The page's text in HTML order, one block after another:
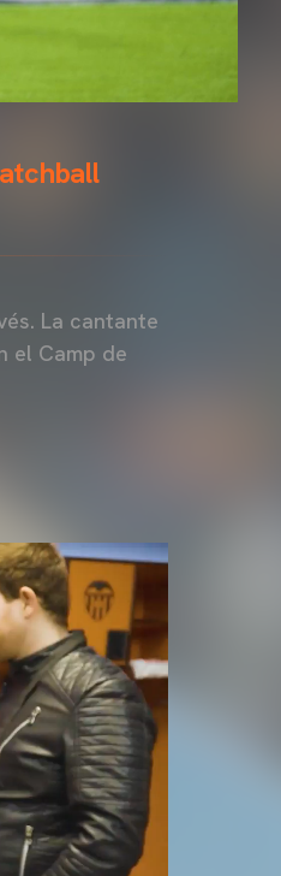
La cantante
el Camp de